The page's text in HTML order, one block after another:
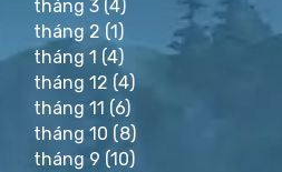
tháng 3 (4)
tháng 2 (1)
tháng 1 (4)
tháng 12 (4)
tháng 11 (6)
tháng 10 (8)
tháng 9 (10)